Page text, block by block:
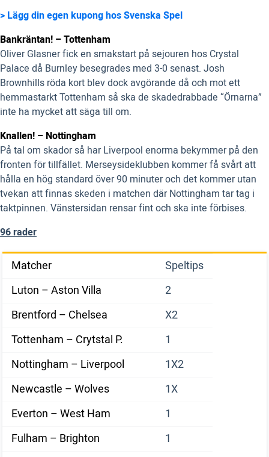
> Lägg din egen kupong hos Svenska Spel
Bankräntan! – Tottenham
Oliver Glasner fick en smakstart på sejouren hos Crystal
Palace då Burnley besegrades med 3-0 senast. Josh
Brownhills röda kort blev dock avgörande då och mot ett
hemmastarkt Tottenham så ska de skadedrabbade “Örnarna”
inte ha mycket att säga till om.
Knallen! – Nottingham
På tal om skador så har Liverpool enorma bekymmer på den
fronten för tillfället. Merseysideklubben kommer få svårt att
hålla en hög standard över 90 minuter och det kommer utan
tvekan att finnas skeden i matchen där Nottingham tar tag i
taktpinnen. Vänstersidan rensar fint och ska inte förbises.
96 rader
Matcher
Speltips
Luton – Aston Villa
2
Brentford – Chelsea
X2
Tottenham – Crytstal P.
1
Nottingham – Liverpool
1X2
Newcastle – Wolves
1X
Everton – West Ham
1
Fulham – Brighton
1